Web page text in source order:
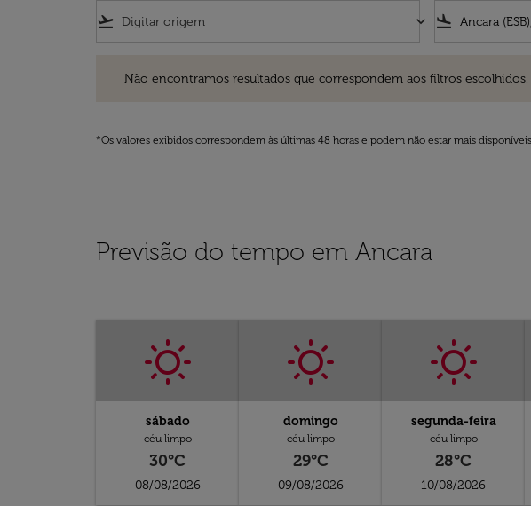
flight_takeoff keyboard_arrow_down flight_land
Não encontramos resultados que correspondem aos filtros escolhidos.
*Os valores exibidos correspondem às últimas 48 horas e podem não estar mais
Previsão do tempo em Ancara
sábado
céu limpo
30°C
08/08/2026
domingo
céu limpo
29°C
09/08/2026
segunda-feira
céu limpo
28°C
10/08/2026